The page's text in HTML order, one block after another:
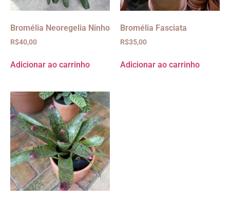
Bromélia Neoregelia Ninho
R$40,00
Adicionar ao carrinho
Bromélia Fasciata
R$35,00
Adicionar ao carrinho